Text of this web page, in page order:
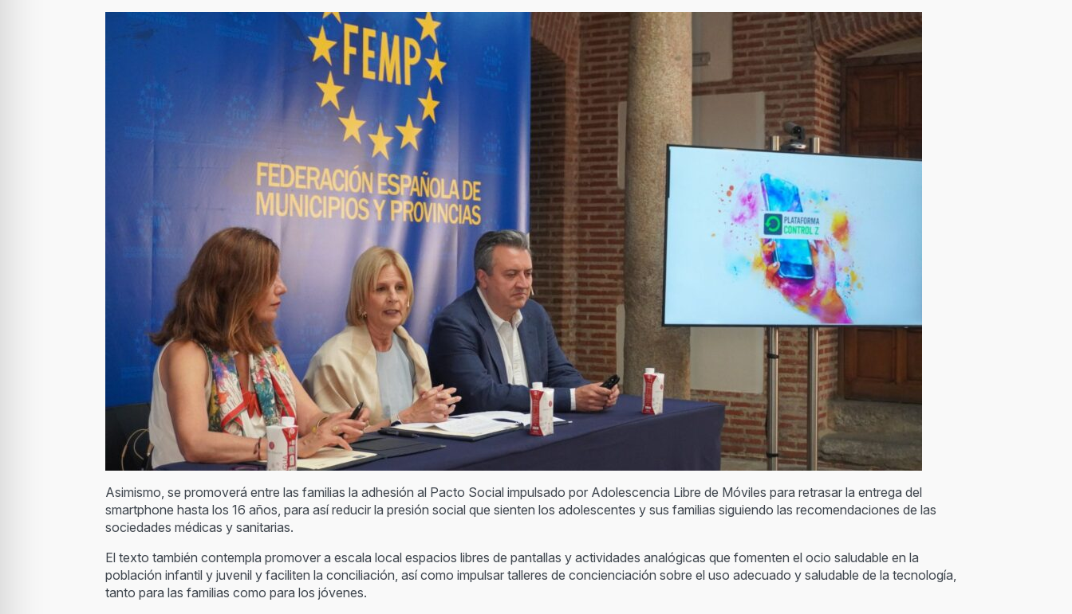
Asimismo, se promoverá entre las familias la adhesión al Pacto Social impulsado por Adolescencia Libre de Móviles para retrasar la entrega del
smartphone hasta los 16 años, para así reducir la presión social que sienten los adolescentes y sus familias siguiendo las recomendaciones de las
sociedades médicas y sanitarias.
El texto también contempla promover a escala local espacios libres de pantallas y actividades analógicas que fomenten el ocio saludable en la
población infantil y juvenil y faciliten la conciliación, así como impulsar talleres de concienciación sobre el uso adecuado y saludable de la tecnología,
tanto para las familias como para los jóvenes.